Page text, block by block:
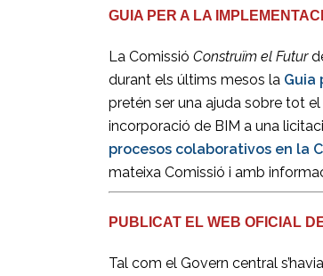
GUIA PER A LA
La Comissió Construïm el Futur
durant els últims mesos la Guia
pretén ser una ajuda sobre tot
incorporació de BIM a una
procesos colaborativos en la
mateixa Comissió i amb
PUBLICAT EL WEB OFICIAL
Tal com el Govern central